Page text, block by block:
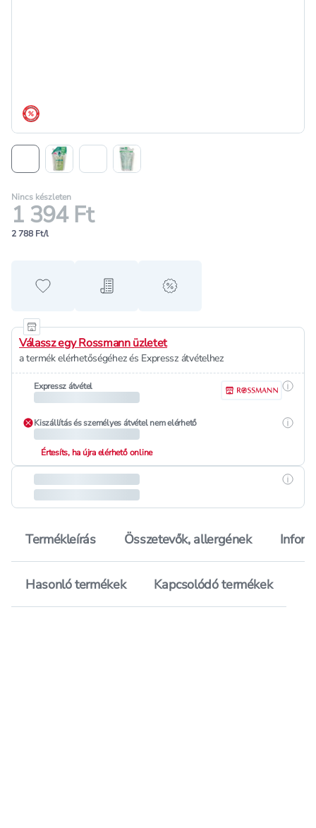
árréscsökkentés
Nincs készleten
1 394 Ft
2 788 Ft/l
Hozzáadás a kedvencekhez
Hozzáadás a bevásárló listához
alert when on sale
Válassz egy Rossmann üzletet
a termék elérhetőségéhez és Expressz átvételhez
Expressz átvétel
Kiszállítás és személyes átvétel nem elérhető
Értesíts, ha újra elérhető online
Termékleírás Összetevők, allergének
Hasonló termékek Kapcsolódó termékek